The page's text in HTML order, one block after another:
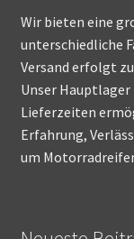
Wir bieten eine
unterschiedliche
Versand erfolgt
Unser
Lieferzeiten
Erfahrung,
um